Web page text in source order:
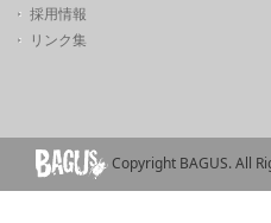
採用情報
リンク集
Copyright BAGUS. All